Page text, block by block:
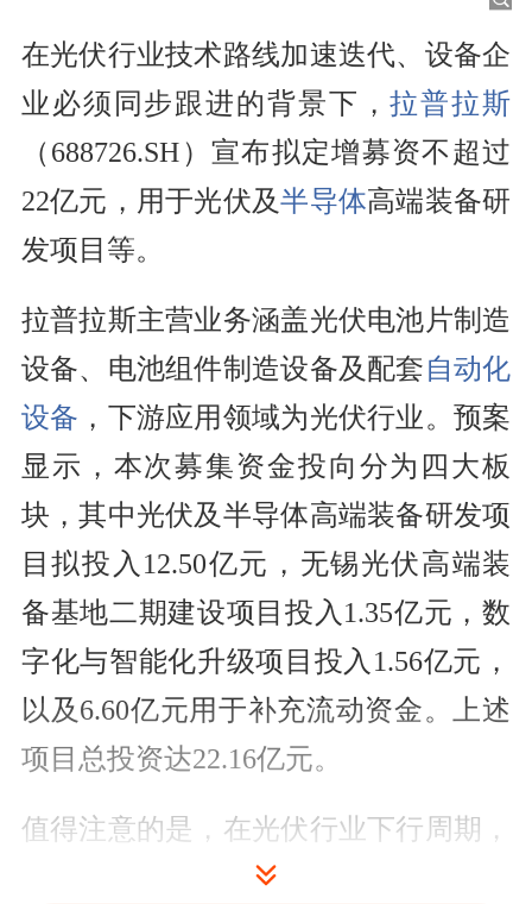
在光伏行业技术路线加速迭代、设备企
业必须同步跟进的背景下，拉普拉斯
（688726.SH）宣布拟定增募资不超过
22亿元，用于光伏及半导体高端装备研
发项目等。
拉普拉斯主营业务涵盖光伏电池片制造
设备、电池组件制造设备及配套自动化
设备 ，下游应用领域为光伏行业。预案
显示，本次募集资金投向分为四大板
块，其中光伏及半导体高端装备研发项
目拟投入12.50亿元，无锡光伏高端装
备基地二期建设项目投入1.35亿元，数
字化与智能化升级项目投入1.56亿元，
以及6.60亿元用于补充流动资金。上述
项目总投资达22.16亿元。
值得注意的是，在光伏行业下行周期，
设备厂定增扩产并不多见。近两年，受